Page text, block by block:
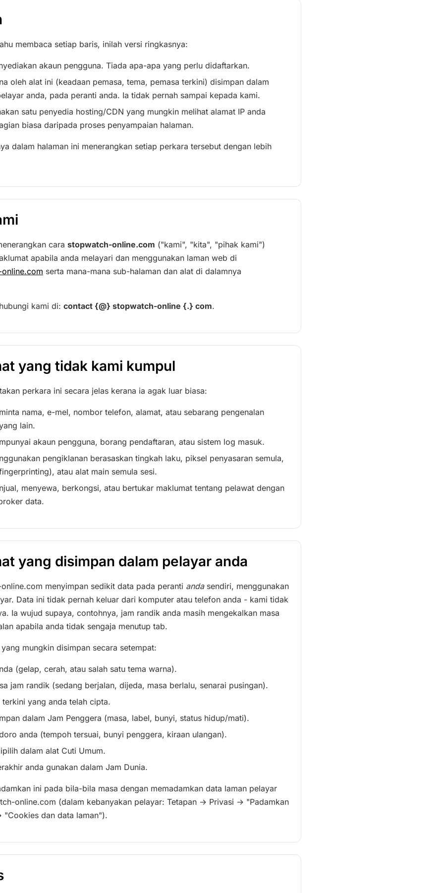
membaca setiap baris, inilah versi ringkasnya:
akaun pengguna. Tiada apa-apa yang perlu didaftarkan.
oleh alat ini (keadaan pemasa, tema, pemasa terkini) disimpan dalam
anda, pada peranti anda. Ia tidak pernah sampai kepada kami.
satu penyedia hosting/CDN yang mungkin melihat alamat IP anda
biasa daripada proses penyampaian halaman.
dalam halaman ini menerangkan setiap perkara tersebut dengan lebih
cara stopwatch-online.com ("kami", "kita", "pihak kami")
apabila anda melayari dan menggunakan laman web di
serta mana-mana sub-halaman dan alat di dalamnya
kami di: contact {@} stopwatch-online {.} com.
yang tidak kami kumpul
perkara ini secara jelas kerana ia agak luar biasa:
nama, e-mel, nombor telefon, alamat, atau sebarang pengenalan
lain.
akaun pengguna, borang pendaftaran, atau sistem log masuk.
pengiklanan berasaskan tingkah laku, piksel penyasaran semula,
atau alat main semula sesi.
menyewa, berkongsi, atau bertukar maklumat tentang pelawat dengan
data.
yang disimpan dalam pelayar anda
menyimpan sedikit data pada peranti andasendiri, menggunakan
Data ini tidak pernah keluar dari komputer atau telefon anda - kami tidak
Ia wujud supaya, contohnya, jam randik anda masih mengekalkan masa
apabila anda tidak sengaja menutup tab.
mungkin disimpan secara setempat:
(gelap, cerah, atau salah satu tema warna).
jam randik (sedang berjalan, dijeda, masa berlalu, senarai pusingan).
terkini yang anda telah cipta.
dalam Jam Penggera (masa, label, bunyi, status hidup/mati).
anda (tempoh tersuai, bunyi penggera, kiraan ulangan).
dalam alat Cuti Umum.
anda gunakan dalam Jam Dunia.
ini pada bila-bila masa dengan memadamkan data laman pelayar
online.com (dalam kebanyakan pelayar: Tetapan → Privasi → "Padamkan
dan data laman").